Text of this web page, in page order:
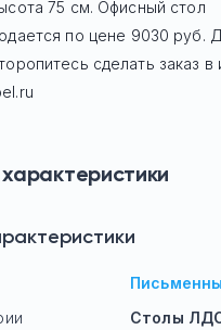
75 см. Офисный стол
по цене 9030 руб.
сделать заказ в
Столы